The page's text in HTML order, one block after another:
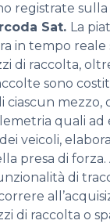
registrate sulla
Sat. La
in tempo reale
di raccolta,
sono
ciascun
quali ad
veicoli,
presa di forza.
di
di raccolta o